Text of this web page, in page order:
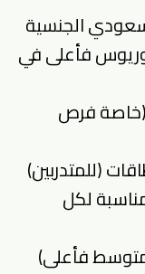
الجنسية
فأعلى في
(خاصة فرص
(للمتدربين)
لكل
متوسط فأعلى)